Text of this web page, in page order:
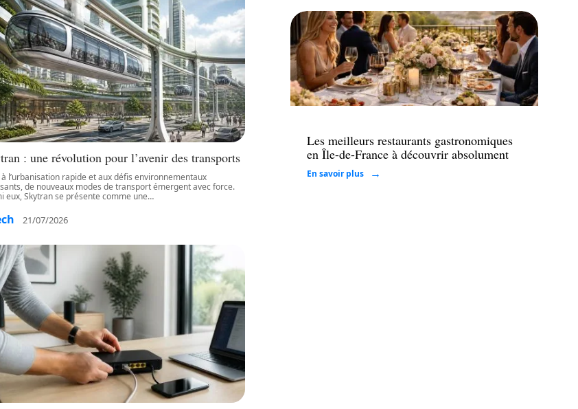
: une révolution pour l’avenir des transports
à l’urbanisation rapide et aux défis environnementaux
de nouveaux modes de transport émergent avec force.
eux, Skytran se présente comme une…
21/07/2026
Loisirs
Les meilleurs restaurants gastronomiques
en Île-de-France à découvrir absolument
En savoir plus